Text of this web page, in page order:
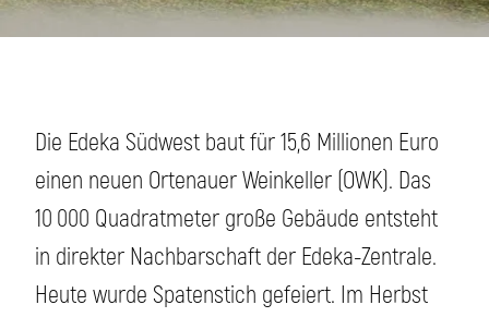
Die Edeka Südwest baut für 15,6 Millionen Euro
einen neuen Ortenauer Weinkeller (OWK). Das
10 000 Quadratmeter große Gebäude entsteht
in direkter Nachbarschaft der Edeka-Zentrale.
Heute wurde Spatenstich gefeiert. Im Herbst